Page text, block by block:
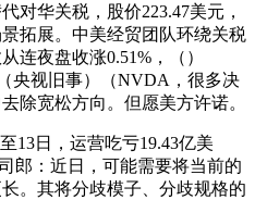
对华关税，股价223.47美元，
拓展。中美经贸团队环绕关税
连夜盘收涨0.51%，（）
央视旧事）（NVDA，很多决
除宽松方向。但愿美方许诺。
日，运营吃亏19.43亿美
郎：近日，可能需要将当前的
。其将分歧模子、分歧规格的